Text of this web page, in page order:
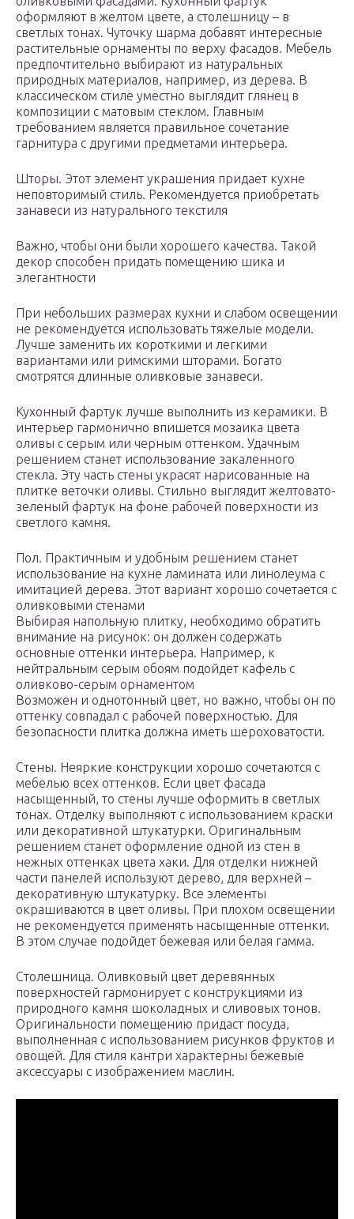
оформляют в желтом цвете, а столешницу – в
светлых тонах. Чуточку шарма добавят интересные
растительные орнаменты по верху фасадов. Мебель
предпочтительно выбирают из натуральных
природных материалов, например, из дерева. В
классическом стиле уместно выглядит глянец в
композиции с матовым стеклом. Главным
требованием является правильное сочетание
гарнитура с другими предметами интерьера.
Шторы. Этот элемент украшения придает кухне
неповторимый стиль. Рекомендуется приобретать
занавеси из натурального текстиля
Важно, чтобы они были хорошего качества. Такой
декор способен придать помещению шика и
элегантности
При небольших размерах кухни и слабом освещении
не рекомендуется использовать тяжелые модели.
Лучше заменить их короткими и легкими
вариантами или римскими шторами. Богато
смотрятся длинные оливковые занавеси.
Кухонный фартук лучше выполнить из керамики. В
интерьер гармонично впишется мозаика цвета
оливы с серым или черным оттенком. Удачным
решением станет использование закаленного
стекла. Эту часть стены украсят нарисованные на
плитке веточки оливы. Стильно выглядит желтовато-
зеленый фартук на фоне рабочей поверхности из
светлого камня.
Пол. Практичным и удобным решением станет
использование на кухне ламината или линолеума с
имитацией дерева. Этот вариант хорошо сочетается с
оливковыми стенами
Выбирая напольную плитку, необходимо обратить
внимание на рисунок: он должен содержать
основные оттенки интерьера. Например, к
нейтральным серым обоям подойдет кафель с
оливково-серым орнаментом
Возможен и однотонный цвет, но важно, чтобы он по
оттенку совпадал с рабочей поверхностью. Для
безопасности плитка должна иметь шероховатости.
Стены. Неяркие конструкции хорошо сочетаются с
мебелью всех оттенков. Если цвет фасада
насыщенный, то стены лучше оформить в светлых
тонах. Отделку выполняют с использованием краски
или декоративной штукатурки. Оригинальным
решением станет оформление одной из стен в
нежных оттенках цвета хаки. Для отделки нижней
части панелей используют дерево, для верхней –
декоративную штукатурку. Все элементы
окрашиваются в цвет оливы. При плохом освещении
не рекомендуется применять насыщенные оттенки.
В этом случае подойдет бежевая или белая гамма.
Столешница. Оливковый цвет деревянных
поверхностей гармонирует с конструкциями из
природного камня шоколадных и сливовых тонов.
Оригинальности помещению придаст посуда,
выполненная с использованием рисунков фруктов и
овощей. Для стиля кантри характерны бежевые
аксессуары с изображением маслин.